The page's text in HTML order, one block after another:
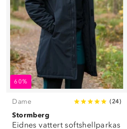
60%
Dame ( 24)
Stormberg
Eidnes vattert softshellparkas